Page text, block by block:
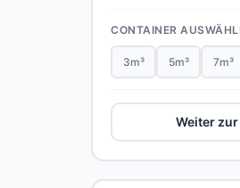
CONTAINER
3m³ 5m³ 7m³
Weiter